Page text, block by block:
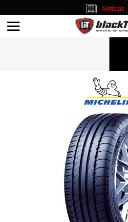
Noticias
Atención al